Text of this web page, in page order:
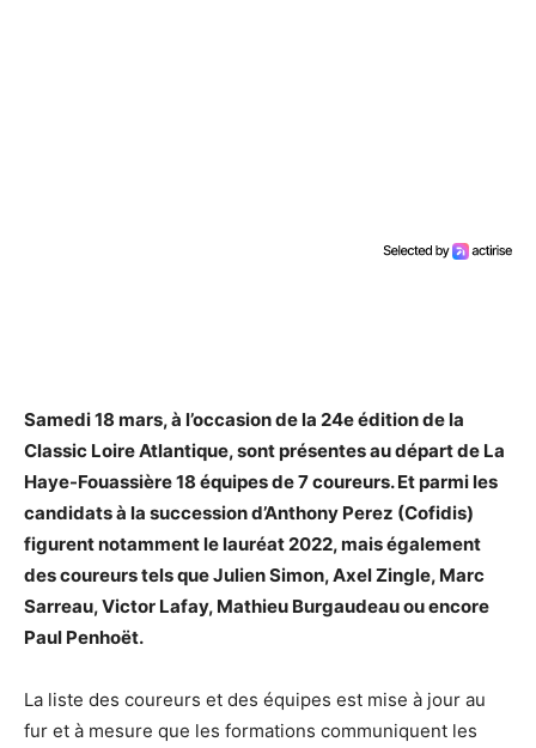
Samedi 18 mars, à l’occasion de la 24e édition de la
Classic Loire Atlantique, sont présentes au départ de La
Haye-Fouassière 18 équipes de 7 coureurs. Et parmi les
candidats à la succession d’Anthony Perez (Cofidis)
figurent notamment le lauréat 2022, mais également
des coureurs tels que Julien Simon, Axel Zingle, Marc
Sarreau, Victor Lafay, Mathieu Burgaudeau ou encore
Paul Penhoët.
La liste des coureurs et des équipes est mise à jour au
fur et à mesure que les formations communiquent les